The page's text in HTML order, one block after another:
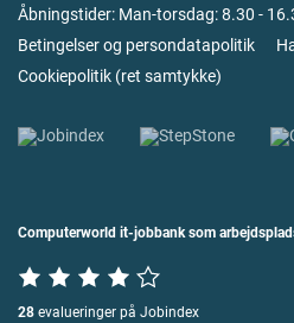
Åbningstider: Man-torsdag: 8.30 -
Betingelser og persondatapolitik
Cookiepolitik (ret samtykke)
Computerworld it-jobbank som
28 evalueringer på Jobindex